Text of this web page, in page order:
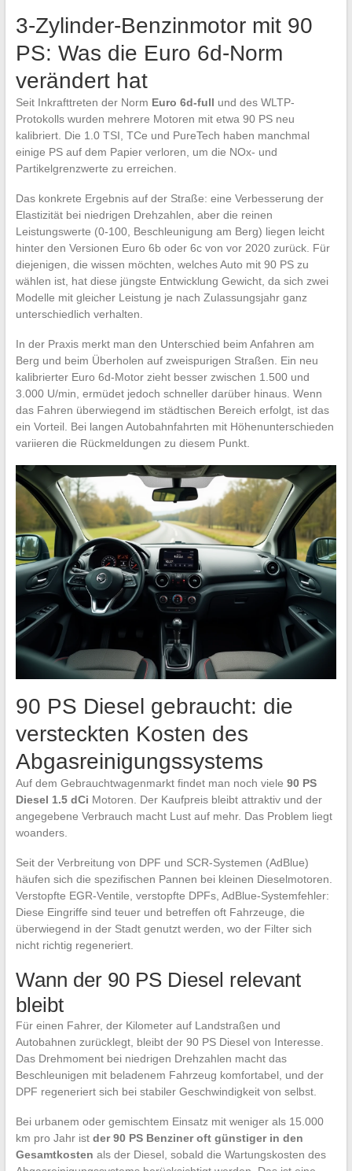
3-Zylinder-Benzinmotor mit 90
PS: Was die Euro 6d-Norm
verändert hat
Seit Inkrafttreten der Norm Euro 6d-full und des WLTP-
Protokolls wurden mehrere Motoren mit etwa 90 PS neu
kalibriert. Die 1.0 TSI, TCe und PureTech haben manchmal
einige PS auf dem Papier verloren, um die NOx- und
Partikelgrenzwerte zu erreichen.
Das konkrete Ergebnis auf der Straße: eine Verbesserung der
Elastizität bei niedrigen Drehzahlen, aber die reinen
Leistungswerte (0-100, Beschleunigung am Berg) liegen leicht
hinter den Versionen Euro 6b oder 6c von vor 2020 zurück. Für
diejenigen, die wissen möchten, welches Auto mit 90 PS zu
wählen ist, hat diese jüngste Entwicklung Gewicht, da sich zwei
Modelle mit gleicher Leistung je nach Zulassungsjahr ganz
unterschiedlich verhalten.
In der Praxis merkt man den Unterschied beim Anfahren am
Berg und beim Überholen auf zweispurigen Straßen. Ein neu
kalibrierter Euro 6d-Motor zieht besser zwischen 1.500 und
3.000 U/min, ermüdet jedoch schneller darüber hinaus. Wenn
das Fahren überwiegend im städtischen Bereich erfolgt, ist das
ein Vorteil. Bei langen Autobahnfahrten mit Höhenunterschieden
variieren die Rückmeldungen zu diesem Punkt.
90 PS Diesel gebraucht: die
versteckten Kosten des
Abgasreinigungssystems
Auf dem Gebrauchtwagenmarkt findet man noch viele 90 PS
Diesel 1.5 dCi Motoren. Der Kaufpreis bleibt attraktiv und der
angegebene Verbrauch macht Lust auf mehr. Das Problem liegt
woanders.
Seit der Verbreitung von DPF und SCR-Systemen (AdBlue)
häufen sich die spezifischen Pannen bei kleinen Dieselmotoren.
Verstopfte EGR-Ventile, verstopfte DPFs, AdBlue-Systemfehler:
Diese Eingriffe sind teuer und betreffen oft Fahrzeuge, die
überwiegend in der Stadt genutzt werden, wo der Filter sich
nicht richtig regeneriert.
Wann der 90 PS Diesel relevant
bleibt
Für einen Fahrer, der Kilometer auf Landstraßen und
Autobahnen zurücklegt, bleibt der 90 PS Diesel von Interesse.
Das Drehmoment bei niedrigen Drehzahlen macht das
Beschleunigen mit beladenem Fahrzeug komfortabel, und der
DPF regeneriert sich bei stabiler Geschwindigkeit von selbst.
Bei urbanem oder gemischtem Einsatz mit weniger als 15.000
km pro Jahr ist der 90 PS Benziner oft günstiger in den
Gesamtkosten als der Diesel, sobald die Wartungskosten des